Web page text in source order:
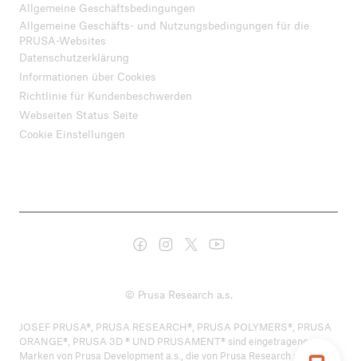
Allgemeine Geschäftsbedingungen
Allgemeine Geschäfts- und Nutzungsbedingungen für die
PRUSA-Websites
Datenschutzerklärung
Informationen über Cookies
Richtlinie für Kundenbeschwerden
Webseiten Status Seite
Cookie Einstellungen
© Prusa Research a.s.
JOSEF PRUSA®, PRUSA RESEARCH®, PRUSA POLYMERS®, PRUSA
ORANGE®, PRUSA 3D ® UND PRUSAMENT® sind eingetragene
Marken von Prusa Development a.s., die von Prusa Research a.s. unter